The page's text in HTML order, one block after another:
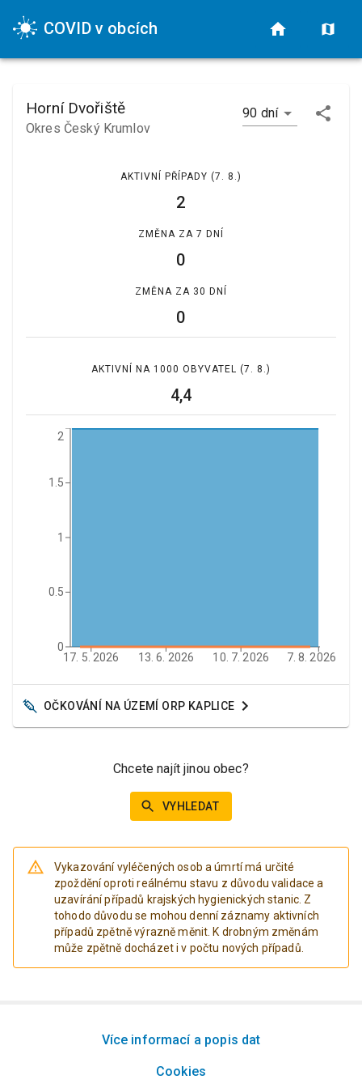
COVID v obcích
Horní Dvořiště
Okres Český Krumlov
90 dní
AKTIVNÍ PŘÍPADY (7. 8.)
2
ZMĚNA ZA 7 DNÍ
0
ZMĚNA ZA 30 DNÍ
0
AKTIVNÍ NA 1000 OBYVATEL (7. 8.)
4,4
17. 5. 2026 13. 6. 2026 10. 7. 2026 7. 8. 2026
0
0.5
1
1.5
2
OČKOVÁNÍ NA ÚZEMÍ ORP KAPLICE
Chcete najít jinou obec?
VYHLEDAT
Vykazování vyléčených osob a úmrtí má určité
zpoždění oproti reálnému stavu z důvodu validace a
uzavírání případů krajských hygienických stanic. Z
tohodo důvodu se mohou denní záznamy aktivních
případů zpětně výrazně měnit. K drobným změnám
může zpětně docházet i v počtu nových případů.
Více informací a popis dat
Cookies